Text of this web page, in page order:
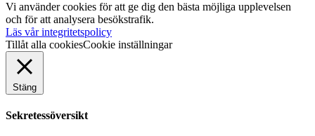
Vi använder cookies för att ge dig den bästa möjliga upplevelsen
och för att analysera besökstrafik.
Läs vår integritetspolicy
Tillåt alla cookiesCookie inställningar
Stäng
Sekretessöversikt